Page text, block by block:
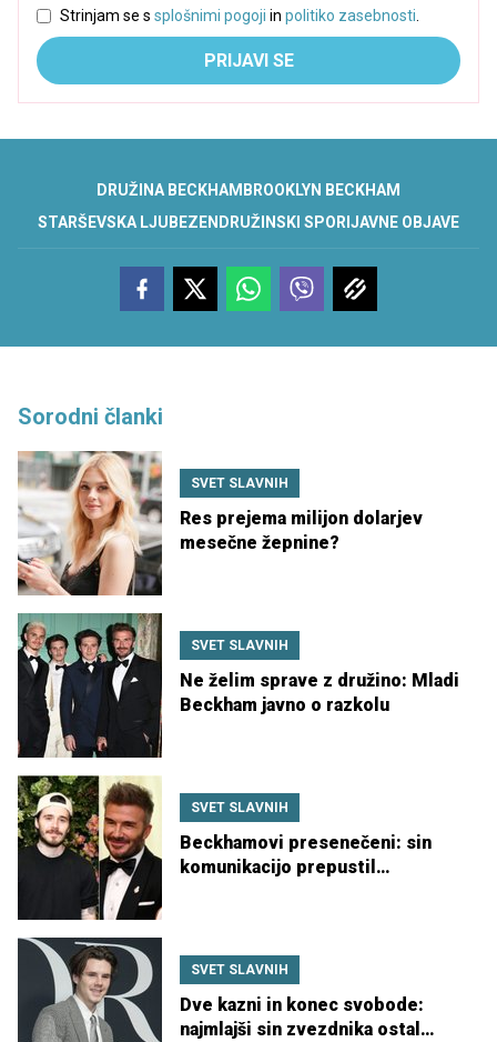
Strinjam se s splošnimi pogoji in politiko zasebnosti.
PRIJAVI SE
DRUŽINA BECKHAM BROOKLYN BECKHAM
STARŠEVSKA LJUBEZEN DRUŽINSKI SPORI JAVNE OBJAVE
Sorodni članki
SVET SLAVNIH
Res prejema milijon dolarjev
mesečne žepnine?
SVET SLAVNIH
Ne želim sprave z družino: Mladi
Beckham javno o razkolu
SVET SLAVNIH
Beckhamovi presenečeni: sin
komunikacijo prepustil
SVET SLAVNIH
Dve kazni in konec svobode:
najmlajši sin zvezdnika ostal